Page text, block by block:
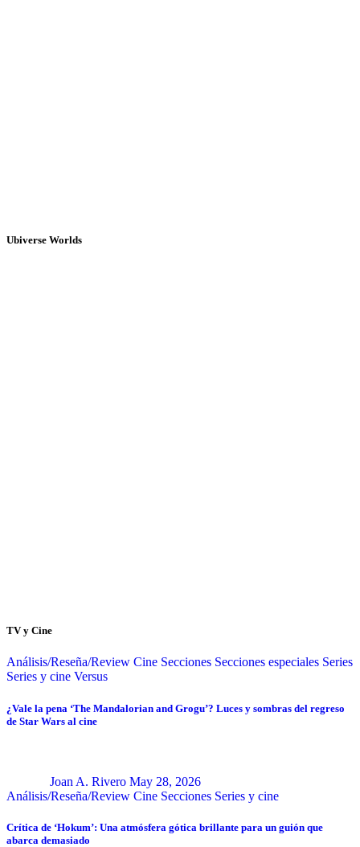
Ubiverse Worlds
TV y Cine
Análisis/Reseña/Review Cine Secciones Secciones especiales Series
Series y cine Versus
¿Vale la pena ‘The Mandalorian and Grogu’? Luces y sombras del regreso
de Star Wars al cine
Joan A. Rivero May 28, 2026
Análisis/Reseña/Review Cine Secciones Series y cine
Crítica de ‘Hokum’: Una atmósfera gótica brillante para un guión que
abarca demasiado